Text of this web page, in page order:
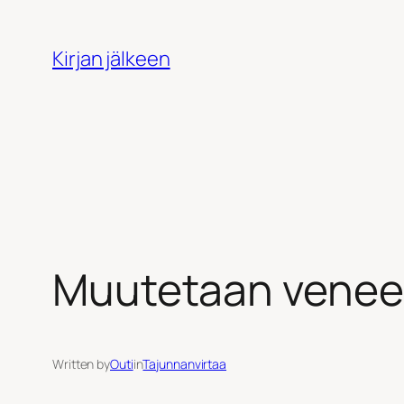
sisältöönKirjan jälkeen
Muutetaan
Written byOutiinTajunnanvirtaa